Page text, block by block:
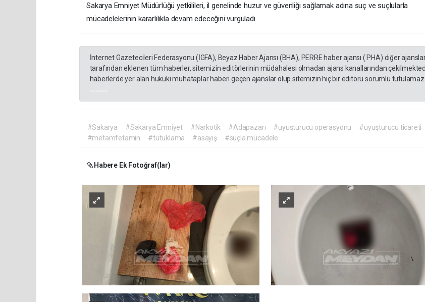
Sakarya Emniyet Müdürlüğü yetkilileri, il genelinde huzur ve güvenliği sağlamak adına suç ve suçlularla
mücadelelerinin kararlılıkla devam edeceğini vurguladı.
İnternet Gazetecileri Federasyonu (İGFA), Beyaz Haber Ajansı (BHA), PERRE haber ajansı ( PHA) diğer
tarafından eklenen tüm haberler, sitemizin editörlerinin müdahalesi olmadan ajans kanallarından
haberlerde yer alan hukuki muhataplar haberi geçen ajanslar olup sitemizin hiç bir editörü sorumlu tutulamaz.
#Sakarya #Sakarya Emniyet #Narkotik #Adapazarı #uyuşturucu operasyonu
#uyuşturucu ticareti
#metamfetamin
#tutuklama #asayiş #suçla mücadele
Habere Ek Fotoğraf(lar)